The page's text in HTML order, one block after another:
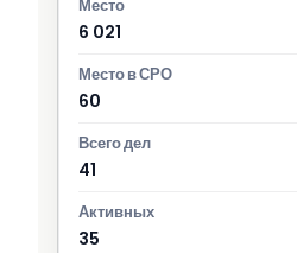
6 021
60
41
35